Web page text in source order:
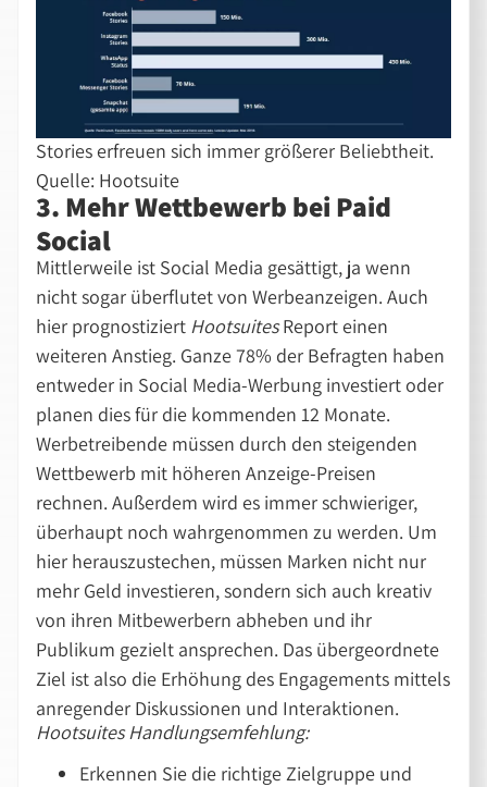
Stories erfreuen sich immer größerer Beliebtheit.
Quelle: Hootsuite
3. Mehr Wettbewerb bei Paid
Social
Mittlerweile ist Social Media gesättigt, ja wenn
nicht sogar überflutet von Werbeanzeigen. Auch
hier prognostiziert HootsuitesReport einen
weiteren Anstieg. Ganze 78% der Befragten haben
entweder in Social Media-Werbung investiert oder
planen dies für die kommenden 12 Monate.
Werbetreibende müssen durch den steigenden
Wettbewerb mit höheren Anzeige-Preisen
rechnen. Außerdem wird es immer schwieriger,
überhaupt noch wahrgenommen zu werden. Um
hier herauszustechen, müssen Marken nicht nur
mehr Geld investieren, sondern sich auch kreativ
von ihren Mitbewerbern abheben und ihr
Publikum gezielt ansprechen. Das übergeordnete
Ziel ist also die Erhöhung des Engagements mittels
anregender Diskussionen und Interaktionen.
Hootsuites Handlungsemfehlung:
Erkennen Sie die richtige Zielgruppe und